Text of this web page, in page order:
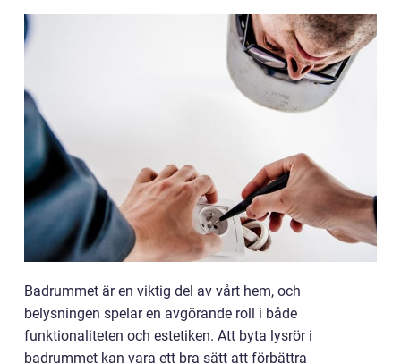
Badrummet är en viktig del av vårt hem, och
belysningen spelar en avgörande roll i både
funktionaliteten och estetiken. Att byta lysrör i
badrummet kan vara ett bra sätt att förbättra